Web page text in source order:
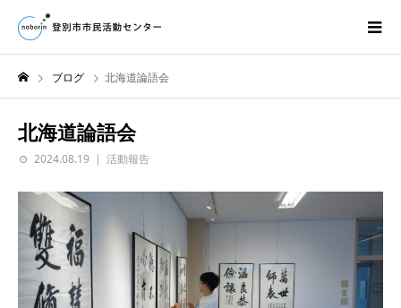
ブログ 北海道論語会
北海道論語会
2024.08.19 活動報告